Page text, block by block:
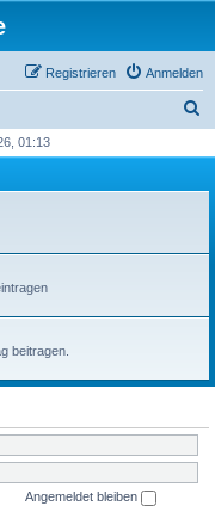
Anmelden
Registrieren
h
01:13
beitragen.
Angemeldet bleiben